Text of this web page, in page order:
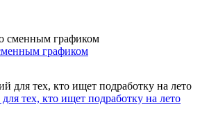
графиком
тех, кто ищет подработку на лето